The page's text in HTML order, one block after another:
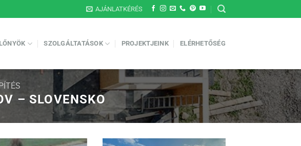
AJÁNLATKÉRÉS
SZOLGÁLTATÁSOK PROJEKTJEINK ELÉRHETŐSÉG
– SLOVENSKO